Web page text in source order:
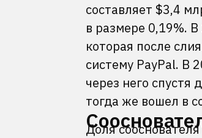
составляет $3,4
в размере 0,19%.
которая после
систему PayPal. В
через него спустя
тогда же вошел в
Доля